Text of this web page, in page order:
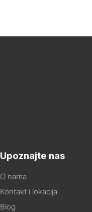
Upoznajte nas
O nama
Kontakt i lokacija
Blog